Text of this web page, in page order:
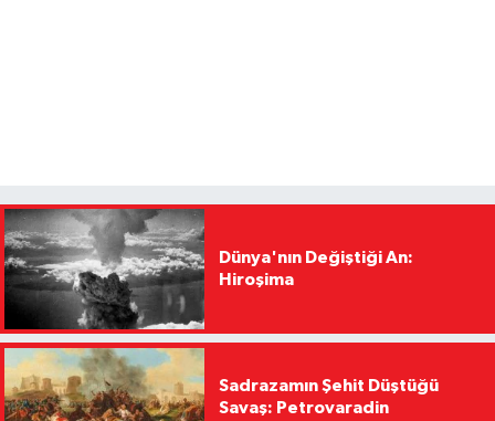
Dünya'nın Değiştiği An:
Hiroşima
Sadrazamın Şehit Düştüğü
Savaş: Petrovaradin